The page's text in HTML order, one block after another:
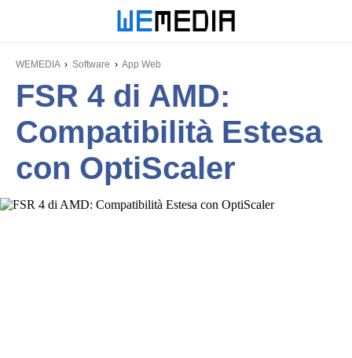
WEMEDIA Software App Web
FSR 4 di AMD:
Compatibilità Estesa
con OptiScaler